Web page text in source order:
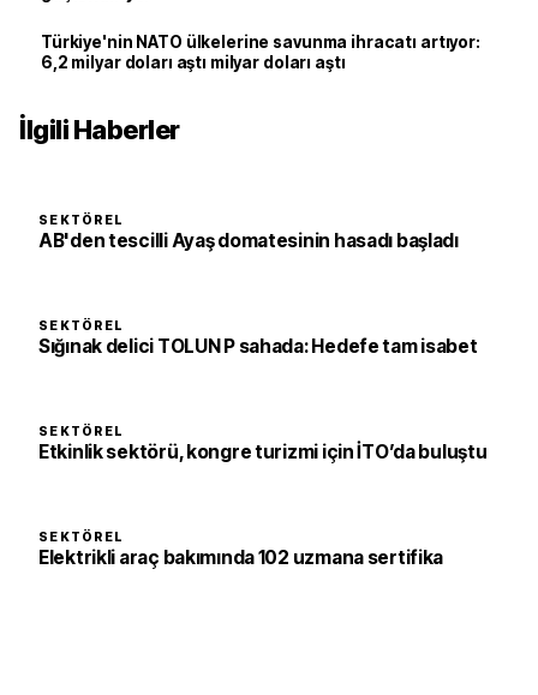
Türkiye'nin NATO ülkelerine savunma ihracatı artıyor:
6,2 milyar doları aştı milyar doları aştı
İlgili Haberler
SEKTÖREL
AB'den tescilli Ayaş domatesinin hasadı başladı
SEKTÖREL
Sığınak delici TOLUN P sahada: Hedefe tam isabet
SEKTÖREL
Etkinlik sektörü, kongre turizmi için İTO’da buluştu
SEKTÖREL
Elektrikli araç bakımında 102 uzmana sertifika